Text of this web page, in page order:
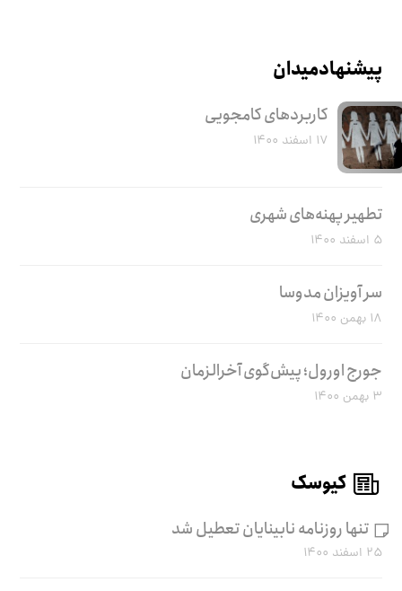
پیشنهاد میدان
کاربرد‌های کامجویی
۱۷ اسفند ۱۴۰۰
تطهیر پهنه‌های شهری
۵ اسفند ۱۴۰۰
سر آویزان مدوسا
۱۸ بهمن ۱۴۰۰
جورج اورول؛ پیش‌گوی آخرالزمان
۳ بهمن ۱۴۰۰
کیوسک
تنها روزنامه نابینایان تعطیل شد
۲۵ اسفند ۱۴۰۰